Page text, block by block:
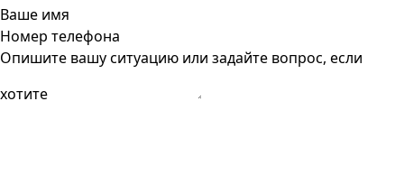
Ваше имя
Номер телефона
Опишите вашу ситуацию или задайте вопрос, если
хотите